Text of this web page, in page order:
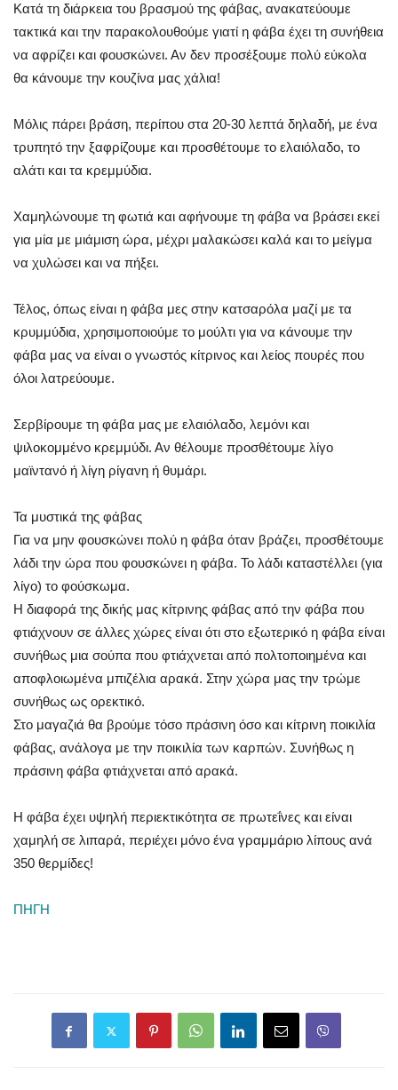
Κατά τη διάρκεια του βρασμού της φάβας, ανακατεύουμε
τακτικά και την παρακολουθούμε γιατί η φάβα έχει τη συνήθεια
να αφρίζει και φουσκώνει. Αν δεν προσέξουμε πολύ εύκολα
θα κάνουμε την κουζίνα μας χάλια!
Μόλις πάρει βράση, περίπου στα 20-30 λεπτά δηλαδή, με ένα
τρυπητό την ξαφρίζουμε και προσθέτουμε το ελαιόλαδο, το
αλάτι και τα κρεμμύδια.
Χαμηλώνουμε τη φωτιά και αφήνουμε τη φάβα να βράσει εκεί
για μία με μιάμιση ώρα, μέχρι μαλακώσει καλά και το μείγμα
να χυλώσει και να πήξει.
Τέλος, όπως είναι η φάβα μες στην κατσαρόλα μαζί με τα
κρυμμύδια, χρησιμοποιούμε το μούλτι για να κάνουμε την
φάβα μας να είναι ο γνωστός κίτρινος και λείος πουρές που
όλοι λατρεύουμε.
Σερβίρουμε τη φάβα μας με ελαιόλαδο, λεμόνι και
ψιλοκομμένο κρεμμύδι. Αν θέλουμε προσθέτουμε λίγο
μαϊντανό ή λίγη ρίγανη ή θυμάρι.
Τα μυστικά της φάβας
Για να μην φουσκώνει πολύ η φάβα όταν βράζει, προσθέτουμε
λάδι την ώρα που φουσκώνει η φάβα. Το λάδι καταστέλλει (για
λίγο) το φούσκωμα.
Η διαφορά της δικής μας κίτρινης φάβας από την φάβα που
φτιάχνουν σε άλλες χώρες είναι ότι στο εξωτερικό η φάβα είναι
συνήθως μια σούπα που φτιάχνεται από πολτοποιημένα και
αποφλοιωμένα μπιζέλια αρακά. Στην χώρα μας την τρώμε
συνήθως ως ορεκτικό.
Στο μαγαζιά θα βρούμε τόσο πράσινη όσο και κίτρινη ποικιλία
φάβας, ανάλογα με την ποικιλία των καρπών. Συνήθως η
πράσινη φάβα φτιάχνεται από αρακά.
Η φάβα έχει υψηλή περιεκτικότητα σε πρωτεΐνες και είναι
χαμηλή σε λιπαρά, περιέχει μόνο ένα γραμμάριο λίπους ανά
350 θερμίδες!
ΠΗΓΗ